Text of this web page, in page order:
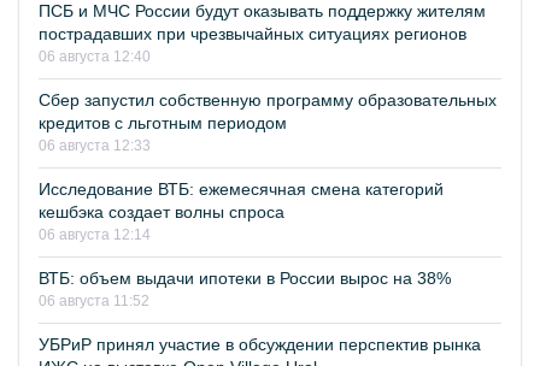
ПСБ и МЧС России будут оказывать поддержку жителям
пострадавших при чрезвычайных ситуациях регионов
06 августа 12:40
Сбер запустил собственную программу образовательных
кредитов с льготным периодом
06 августа 12:33
Исследование ВТБ: ежемесячная смена категорий
кешбэка создает волны спроса
06 августа 12:14
ВТБ: объем выдачи ипотеки в России вырос на 38%
06 августа 11:52
УБРиР принял участие в обсуждении перспектив рынка